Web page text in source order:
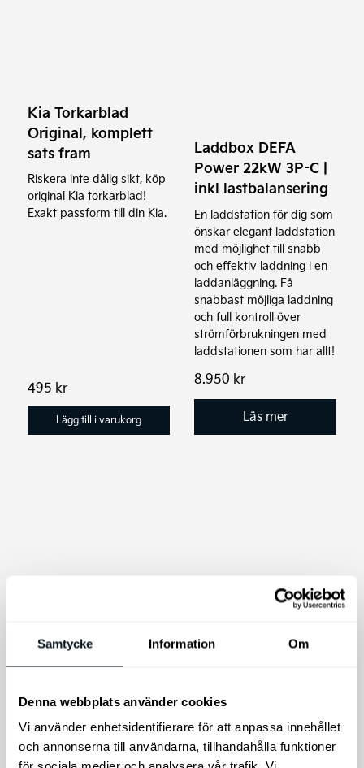
Samtycke Information Om
Denna webbplats använder cookies
Vi använder enhetsidentifierare för att anpassa innehållet
och annonserna till användarna, tillhandahålla funktioner
Kia Torkarblad
Original, komplett
sats fram
Riskera inte dålig sikt, köp
original Kia torkarblad!
Exakt passform till din Kia.
495 kr
Lägg till i varukorg
Laddbox DEFA
Power 22kW 3P-C |
inkl lastbalansering
En laddstation för dig som
önskar elegant laddstation
med möjlighet till snabb
och effektiv laddning i en
laddanläggning. Få
snabbast möjliga laddning
och full kontroll över
strömförbrukningen med
laddstationen som har allt!
8.950 kr
Läs mer
THULE SnowPack
Takmonterad skid-
och
snowboardhållare